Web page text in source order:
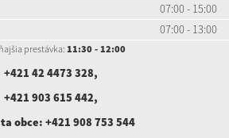
07:00 - 15:00
07:00 - 13:00
prestávka:11:30 - 12:00
+421 42 4473 328,
+421 903 615 442,
obce: +421 908 753 544